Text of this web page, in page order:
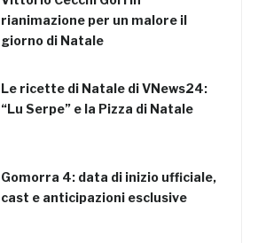
rianimazione per un malore il
giorno di Natale
Le ricette di Natale di VNews24:
“Lu Serpe” e la Pizza di Natale
Gomorra 4: data di inizio ufficiale,
cast e anticipazioni esclusive